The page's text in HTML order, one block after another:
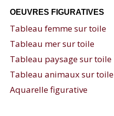
OEUVRES FIGURATIVES
Tableau femme sur toile
Tableau mer sur toile
Tableau paysage sur toile
Tableau animaux sur toile
Aquarelle figurative